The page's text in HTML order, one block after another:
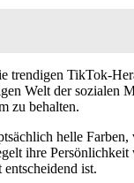
TikTok-
Welt der sozialen
zu behalten.
helle
ihre
ist.